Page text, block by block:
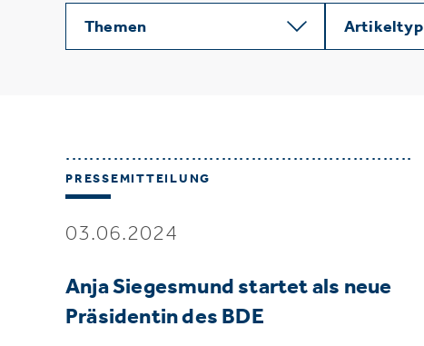
Themen Artikeltyp
PRESSEMITTEILUNG
03.06.2024
Anja Siegesmund startet als neue
Präsidentin des BDE